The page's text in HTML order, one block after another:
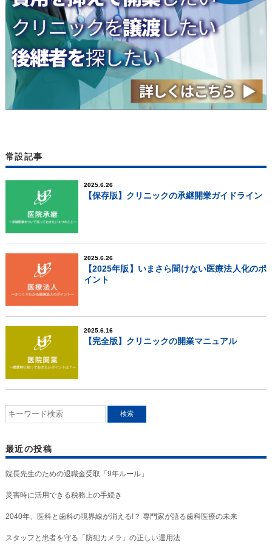
常設記事
2025.6.26
【保存版】クリニックの承継開業ガイドライン
2025.6.26
【2025年版】いまさら聞けない医療法人化のポ
イント
2025.6.16
【完全版】クリニックの開業マニュアル
最近の投稿
院長先生のための退職金受取「9年ルール」
災害時に活用できる税務上の手続き
2040年、医科と歯科の境界線が消える!？ 専門家が語る歯科医療の未来
スタッフと患者を守る「防犯カメラ」の正しい運用法